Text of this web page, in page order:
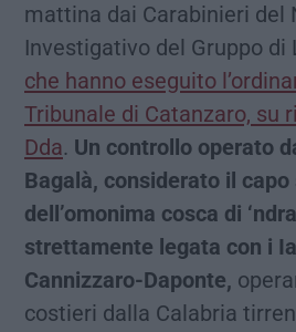
mattina dai Carabinieri del
Investigativo del Gruppo di
che hanno eseguito
Tribunale di Catanzaro, su
Dda. Un controllo operato
Bagalà, considerato il
dell’omonima cosca di
strettamente legata con i
Cannizzaro-Daponte,
costieri dalla Calabria